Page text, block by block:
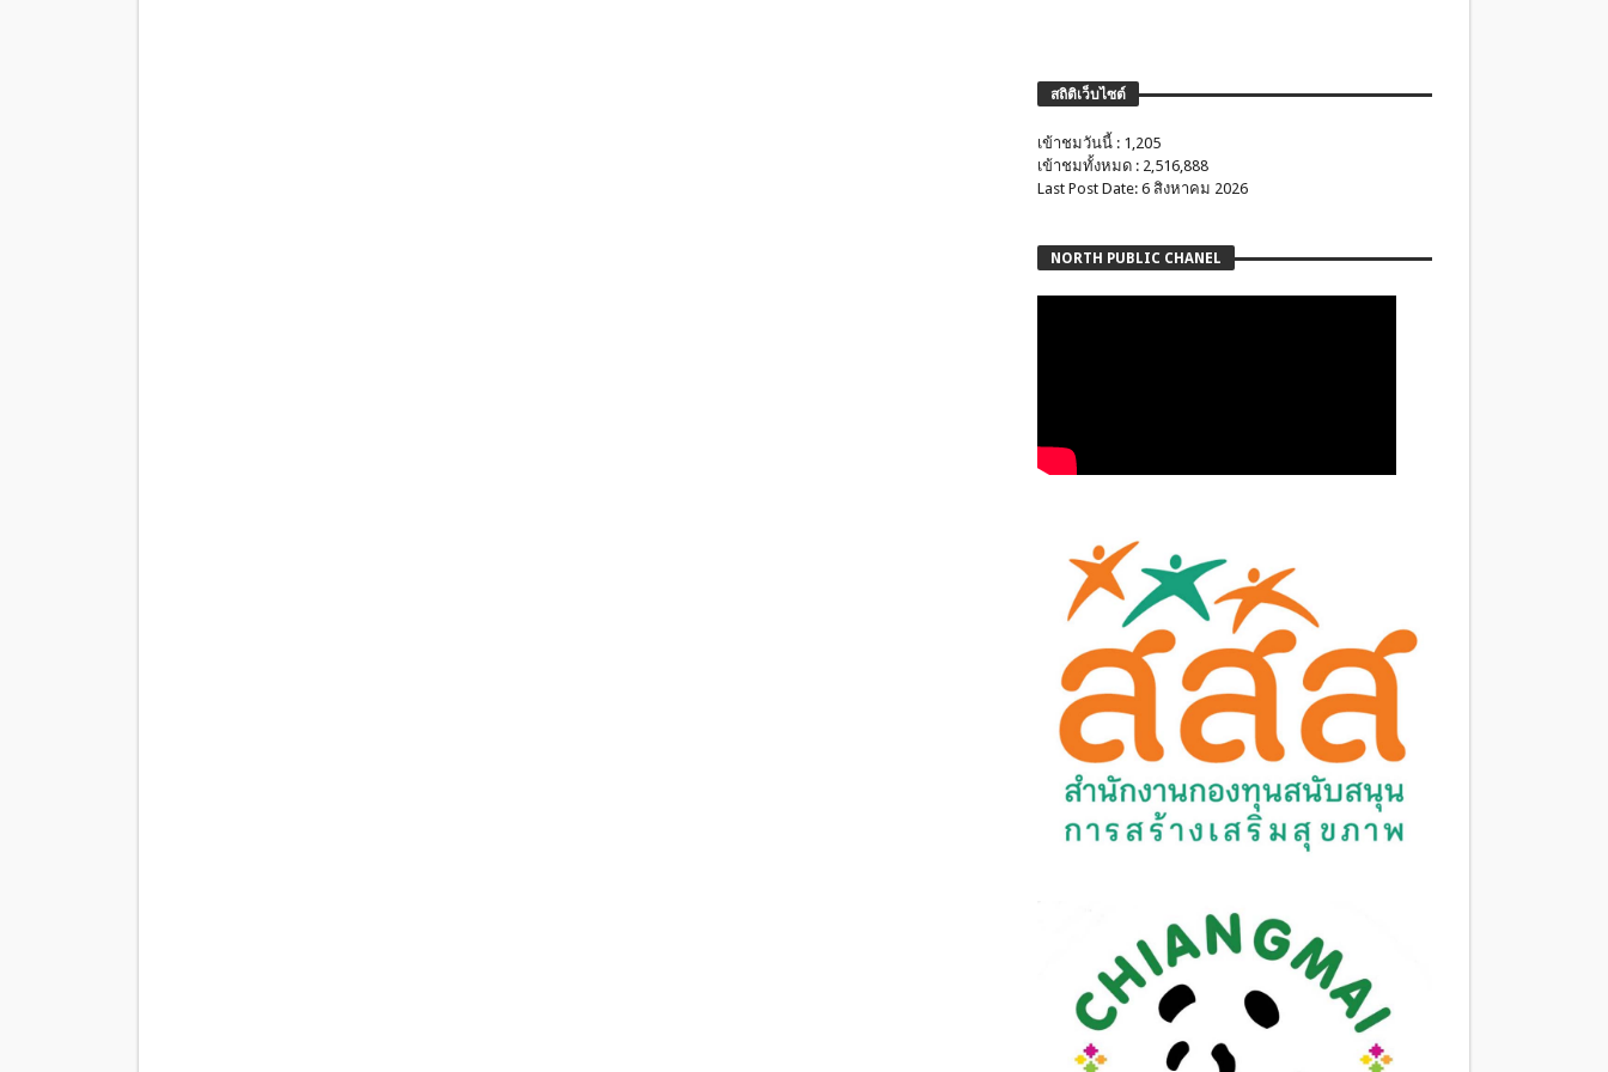
สถิติเว็บไซต์
เข้าชมวันนี้ : 1,205
เข้าชมทั้งหมด : 2,516,888
Last Post Date: 6 สิงหาคม 2026
NORTH PUBLIC CHANEL